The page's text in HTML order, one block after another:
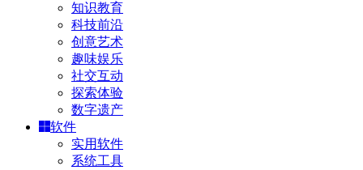
知识教育
科技前沿
创意艺术
趣味娱乐
社交互动
探索体验
数字遗产
软件
实用软件
系统工具